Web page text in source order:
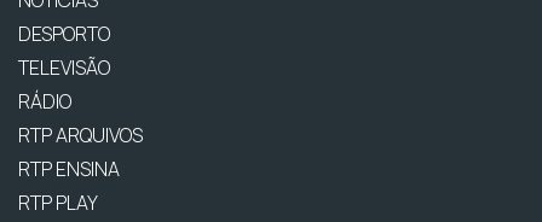
DESPORTO
TELEVISÃO
RÁDIO
RTP ARQUIVOS
RTP ENSINA
RTP PLAY